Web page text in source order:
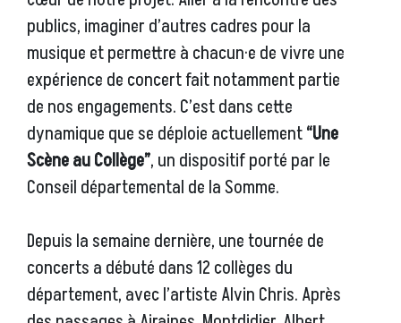
publics, imaginer d’autres cadres pour la
musique et permettre à chacun·e de vivre une
expérience de concert fait notamment partie
de nos engagements. C’est dans cette
dynamique que se déploie actuellement“Une
Scène au Collège”, un dispositif porté par le
Conseil départemental de la Somme.
Depuis la semaine dernière, une tournée de
concerts a débuté dans 12 collèges du
département, avec l’artiste Alvin Chris. Après